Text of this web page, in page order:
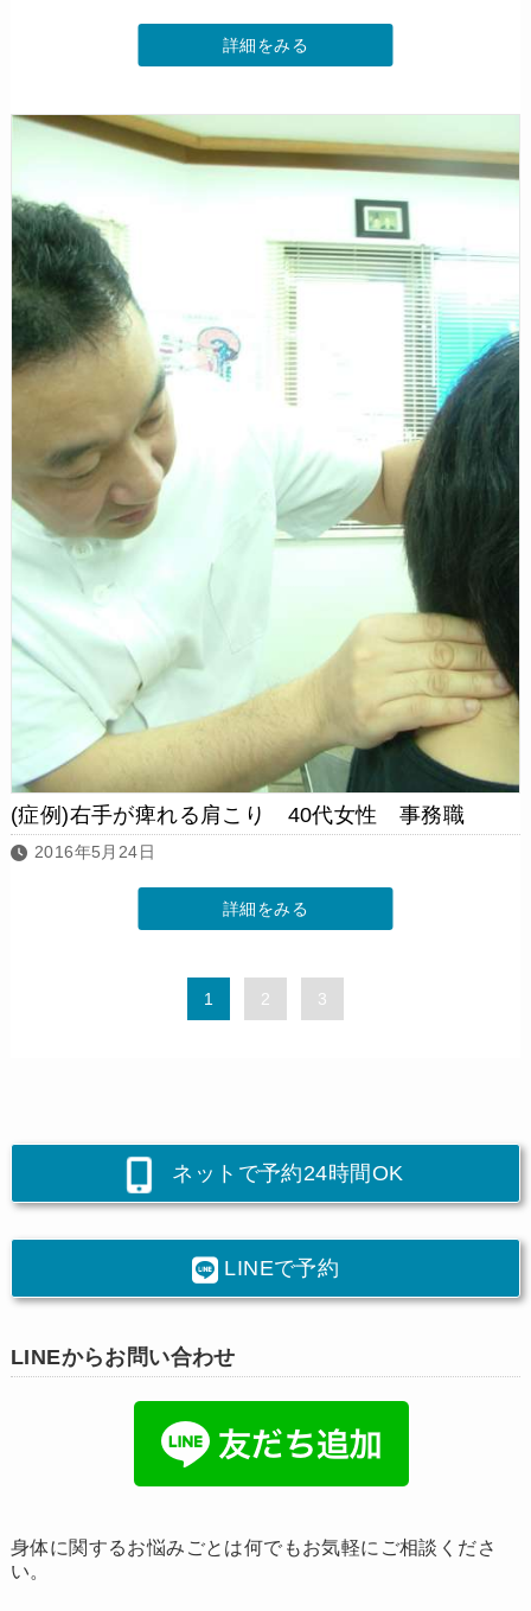
詳細をみる
(症例)右手が痺れる肩こり 40代女性 事務職
2016年5月24日
詳細をみる
1 2 3
ネットで予約24時間OK
LINEで予約
LINEからお問い合わせ
身体に関するお悩みごとは何でもお気軽にご相談くださ
い。